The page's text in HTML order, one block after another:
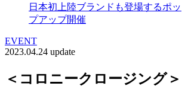
日本初上陸ブランドも登場するポッ
プアップ開催
EVENT
2023.04.24 update
＜コロニークロージング＞